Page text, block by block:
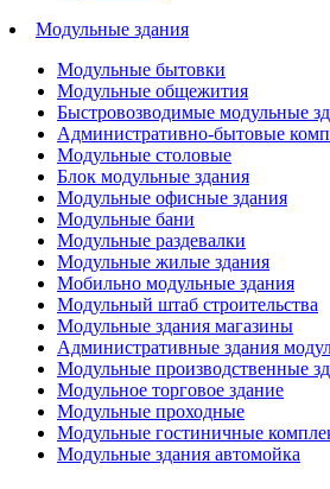
Модульные здания
Модульные бытовки
Модульные общежития
Быстровозводимые модульные
Административно-бытовые
Модульные столовые
Блок модульные здания
Модульные офисные здания
Модульные бани
Модульные раздевалки
Модульные жилые здания
Мобильно модульные здания
Модульный штаб строительства
Модульные здания магазины
Административные здания
Модульные производственные
Модульное торговое здание
Модульные проходные
Модульные гостиничные
Модульные здания автомойка